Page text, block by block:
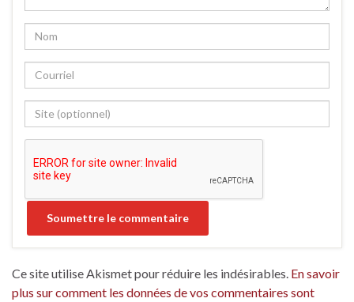
Ce site utilise Akismet pour réduire les indésirables. En savoir
plus sur comment les données de vos commentaires sont